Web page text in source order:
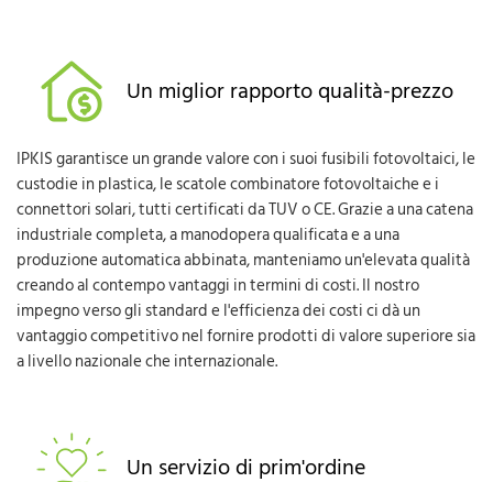
Un miglior rapporto qualità-prezzo
IPKIS garantisce un grande valore con i suoi fusibili fotovoltaici, le
custodie in plastica, le scatole combinatore fotovoltaiche e i
connettori solari, tutti certificati da TUV o CE. Grazie a una catena
industriale completa, a manodopera qualificata e a una
produzione automatica abbinata, manteniamo un'elevata qualità
creando al contempo vantaggi in termini di costi. Il nostro
impegno verso gli standard e l'efficienza dei costi ci dà un
vantaggio competitivo nel fornire prodotti di valore superiore sia
a livello nazionale che internazionale.
Un servizio di prim'ordine